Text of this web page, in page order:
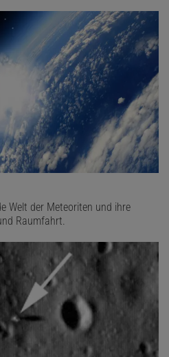
Welt der Meteoriten und ihre
Raumfahrt.